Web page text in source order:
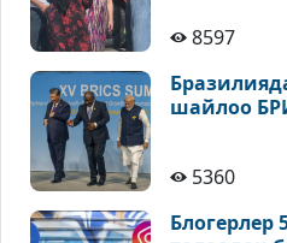
8597
шайлоо
5360
Блогерлер